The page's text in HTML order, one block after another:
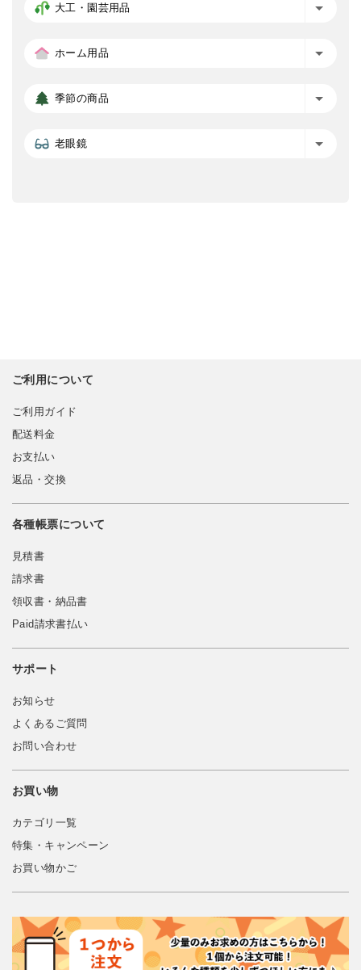
大工・園芸用品
ホーム用品
季節の商品
老眼鏡
ご利用について
ご利用ガイド
配送料金
お支払い
返品・交換
各種帳票について
見積書
請求書
領収書・納品書
Paid請求書払い
サポート
お知らせ
よくあるご質問
お問い合わせ
お買い物
カテゴリ一覧
特集・キャンペーン
お買い物かご